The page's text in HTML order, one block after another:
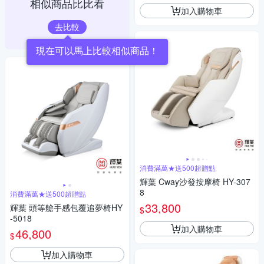
去比較
現在可以馬上比較相似商品！
消費滿萬★送500超贈點
輝葉 頭等艙手感包覆追夢椅HY
-5018
$46,800
加入購物車
加入購物車
消費滿萬★送500超贈點
輝葉 Cway沙發按摩椅 HY-307
8
$33,800
加入購物車